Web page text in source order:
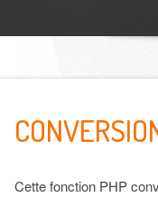
Cette fonction PHP